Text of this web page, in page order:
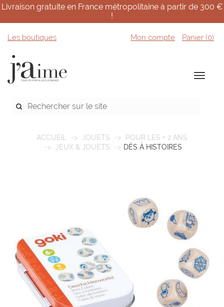
Livraison gratuite en France métropolitaine à partir de 300 €
!
Les boutiques Mon compte Panier (0)
ACCUEIL JOUETS
POUR LES + 2 ANS
JEUX & JOUETS
DÉS À HISTOIRES